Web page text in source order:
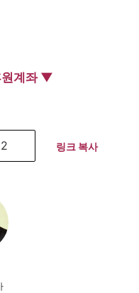
계좌 ▼
링크 복사